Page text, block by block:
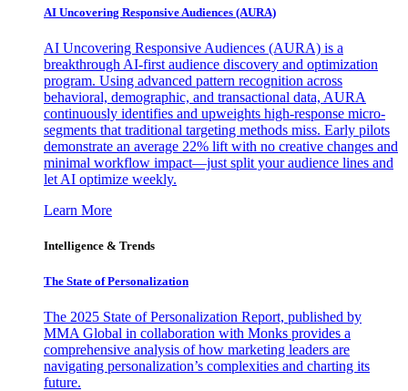
AI Uncovering Responsive Audiences (AURA)
AI Uncovering Responsive Audiences (AURA) is a
breakthrough AI-first audience discovery and optimization
program. Using advanced pattern recognition across
behavioral, demographic, and transactional data, AURA
continuously identifies and upweights high-response micro-
segments that traditional targeting methods miss. Early pilots
demonstrate an average 22% lift with no creative changes and
minimal workflow impact—just split your audience lines and
let AI optimize weekly.
Learn More
Intelligence & Trends
The State of Personalization
The 2025 State of Personalization Report, published by
MMA Global in collaboration with Monks provides a
comprehensive analysis of how marketing leaders are
navigating personalization’s complexities and charting its
future.